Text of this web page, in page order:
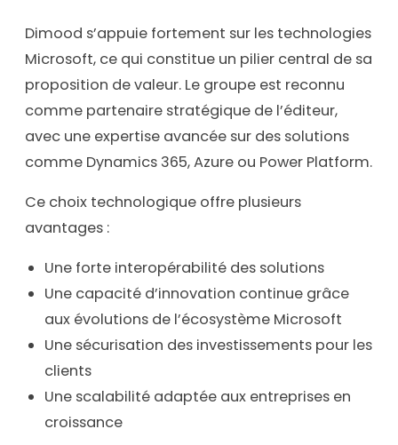
Dimood s’appuie fortement sur les technologies
Microsoft, ce qui constitue un pilier central de sa
proposition de valeur. Le groupe est reconnu
comme partenaire stratégique de l’éditeur,
avec une expertise avancée sur des solutions
comme Dynamics 365, Azure ou Power Platform.
Ce choix technologique offre plusieurs
avantages :
Une forte interopérabilité des solutions
Une capacité d’innovation continue grâce
aux évolutions de l’écosystème Microsoft
Une sécurisation des investissements pour les
clients
Une scalabilité adaptée aux entreprises en
croissance